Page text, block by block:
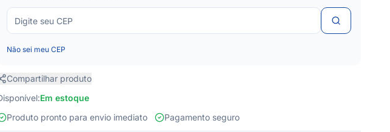
Não sei meu CEP
Compartilhar produto
Em estoque
Produto pronto para envio imediato
Pagamento seguro